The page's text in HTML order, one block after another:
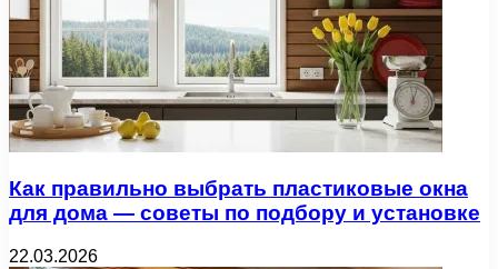
Как правильно выбрать пластиковые окна
для дома — советы по подбору и установке
22.03.2026